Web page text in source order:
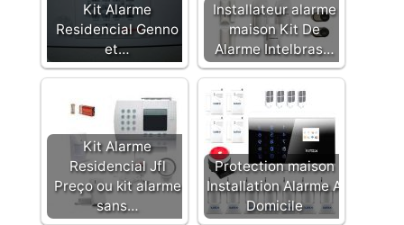
Kit Alarme
Residencial Genno
et…
Installateur alarme
maison Kit De
Alarme Intelbras…
Kit Alarme
Residencial Jfl
Preço ou kit alarme
sans…
Protection maison
Installation Alarme A
Domicile